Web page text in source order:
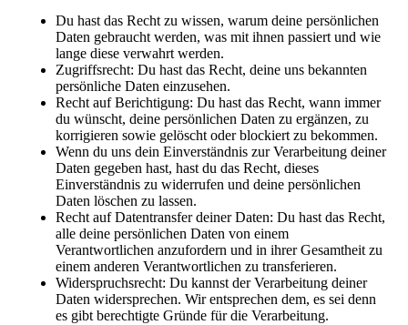
Du hast das Recht zu wissen, warum deine persönlichen
Daten gebraucht werden, was mit ihnen passiert und wie
lange diese verwahrt werden.
Zugriffsrecht: Du hast das Recht, deine uns bekannten
persönliche Daten einzusehen.
Recht auf Berichtigung: Du hast das Recht, wann immer
du wünscht, deine persönlichen Daten zu ergänzen, zu
korrigieren sowie gelöscht oder blockiert zu bekommen.
Wenn du uns dein Einverständnis zur Verarbeitung deiner
Daten gegeben hast, hast du das Recht, dieses
Einverständnis zu widerrufen und deine persönlichen
Daten löschen zu lassen.
Recht auf Datentransfer deiner Daten: Du hast das Recht,
alle deine persönlichen Daten von einem
Verantwortlichen anzufordern und in ihrer Gesamtheit zu
einem anderen Verantwortlichen zu transferieren.
Widerspruchsrecht: Du kannst der Verarbeitung deiner
Daten widersprechen. Wir entsprechen dem, es sei denn
es gibt berechtigte Gründe für die Verarbeitung.